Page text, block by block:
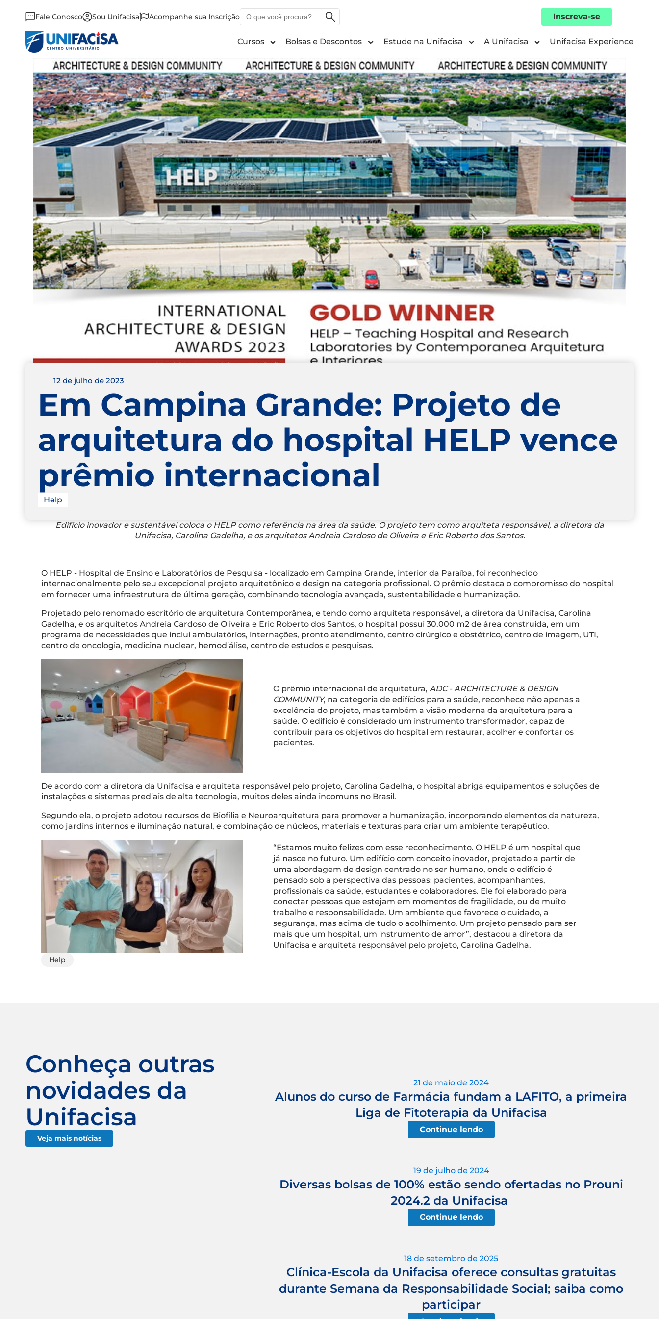
Fale Conosco Sou Unifacisa Acompanhe sua Inscrição
que
procura?
Inscreva-se
Cursos Bolsas e Descontos Estude na Unifacisa A Unifacisa Unifacisa Experience
12 de julho de 2023
Em Campina Grande: Projeto de
arquitetura do hospital HELP vence
prêmio internacional
Help
Edifício inovador e sustentável coloca o HELP como referência na área da saúde. O projeto tem como arquiteta responsável, a diretora da
Unifacisa, Carolina Gadelha, e os arquitetos Andreia Cardoso de Oliveira e Eric Roberto dos Santos.
O HELP - Hospital de Ensino e Laboratórios de Pesquisa - localizado em Campina Grande, interior da Paraíba, foi reconhecido
internacionalmente pelo seu excepcional projeto arquitetônico e design na categoria profissional. O prêmio destaca o compromisso do hospital
em fornecer uma infraestrutura de última geração, combinando tecnologia avançada, sustentabilidade e humanização.
Projetado pelo renomado escritório de arquitetura Contemporânea, e tendo como arquiteta responsável, a diretora da Unifacisa, Carolina
Gadelha, e os arquitetos Andreia Cardoso de Oliveira e Eric Roberto dos Santos, o hospital possui 30.000 m2 de área construída, em um
programa de necessidades que inclui ambulatórios, internações, pronto atendimento, centro cirúrgico e obstétrico, centro de imagem, UTI,
centro de oncologia, medicina nuclear, hemodiálise, centro de estudos e pesquisas.
O prêmio internacional de arquitetura, ADC - ARCHITECTURE & DESIGN
COMMUNITY, na categoria de edifícios para a saúde, reconhece não apenas a
excelência do projeto, mas também a visão moderna da arquitetura para a
saúde. O edifício é considerado um instrumento transformador, capaz de
contribuir para os objetivos do hospital em restaurar, acolher e confortar os
pacientes.
De acordo com a diretora da Unifacisa e arquiteta responsável pelo projeto, Carolina Gadelha, o hospital abriga equipamentos e soluções de
instalações e sistemas prediais de alta tecnologia, muitos deles ainda incomuns no Brasil.
Segundo ela, o projeto adotou recursos de Biofilia e Neuroarquitetura para promover a humanização, incorporando elementos da natureza,
como jardins internos e iluminação natural, e combinação de núcleos, materiais e texturas para criar um ambiente terapêutico.
“Estamos muito felizes com esse reconhecimento. O HELP é um hospital que
já nasce no futuro. Um edifício com conceito inovador, projetado a partir de
uma abordagem de design centrado no ser humano, onde o edifício é
pensado sob a perspectiva das pessoas: pacientes, acompanhantes,
profissionais da saúde, estudantes e colaboradores. Ele foi elaborado para
conectar pessoas que estejam em momentos de fragilidade, ou de muito
trabalho e responsabilidade. Um ambiente que favorece o cuidado, a
segurança, mas acima de tudo o acolhimento. Um projeto pensado para ser
mais que um hospital, um instrumento de amor”, destacou a diretora da
Unifacisa e arquiteta responsável pelo projeto, Carolina Gadelha.
Help
Conheça outras
novidades da
Unifacisa
Veja mais notícias
21 de maio de 2024
Alunos do curso de Farmácia fundam a LAFITO, a primeira
Liga de Fitoterapia da Unifacisa
Continue lendo
19 de julho de 2024
Diversas bolsas de 100% estão sendo ofertadas no Prouni
2024.2 da Unifacisa
Continue lendo
18 de setembro de 2025
Clínica-Escola da Unifacisa oferece consultas gratuitas
durante Semana da Responsabilidade Social; saiba como
participar